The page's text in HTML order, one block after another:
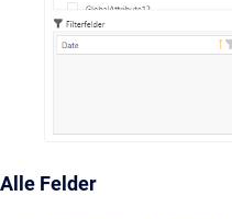
Alle Felder